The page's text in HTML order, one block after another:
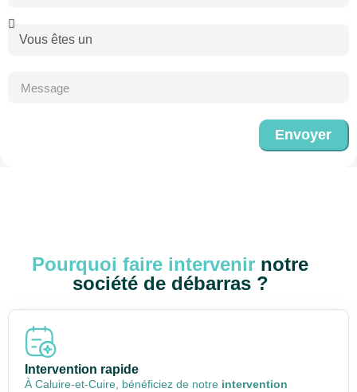
Envoyer
Pourquoi faire intervenir notre
société de débarras ?
Intervention rapide
À Caluire-et-Cuire, bénéficiez de notre intervention